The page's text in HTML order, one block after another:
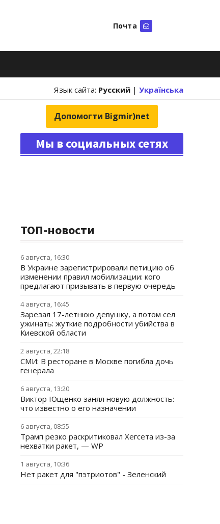
Почта
Язык сайта: Русский | Українська
Допомогти Bigmir)net
Мы в социальных сетях
ТОП-новости
6 августа, 16:30
В Украине зарегистрировали петицию об
изменении правил мобилизации: кого
предлагают призывать в первую очередь
4 августа, 16:45
Зарезал 17-летнюю девушку, а потом сел
ужинать: жуткие подробности убийства в
Киевской области
2 августа, 22:18
СМИ: В ресторане в Москве погибла дочь
генерала
6 августа, 13:20
Виктор Ющенко занял новую должность:
что известно о его назначении
6 августа, 08:55
Трамп резко раскритиковал Хегсета из-за
нехватки ракет, — WP
1 августа, 10:36
Нет ракет для "пэтриотов" - Зеленский